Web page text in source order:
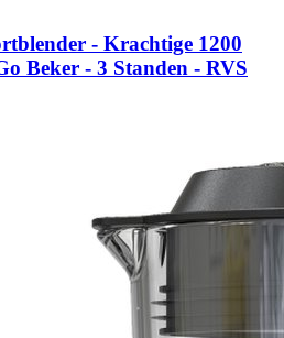
- Krachtige 1200
Beker - 3 Standen - RVS